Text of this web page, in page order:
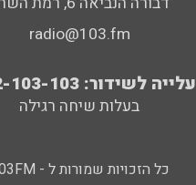
radio@103.fm
עלייה לשידור: 0552-103-103
בעלות שיחה רגילה
כל הזכויות שמורות ל - 103FM